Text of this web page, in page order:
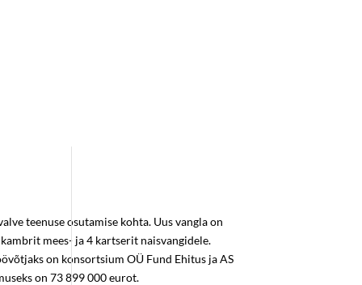
teenuse osutamise kohta. Uus vangla on
mees- ja 4 kartserit naisvangidele.
on konsortsium OÜ Fund Ehitus ja AS
on 73 899 000 eurot.